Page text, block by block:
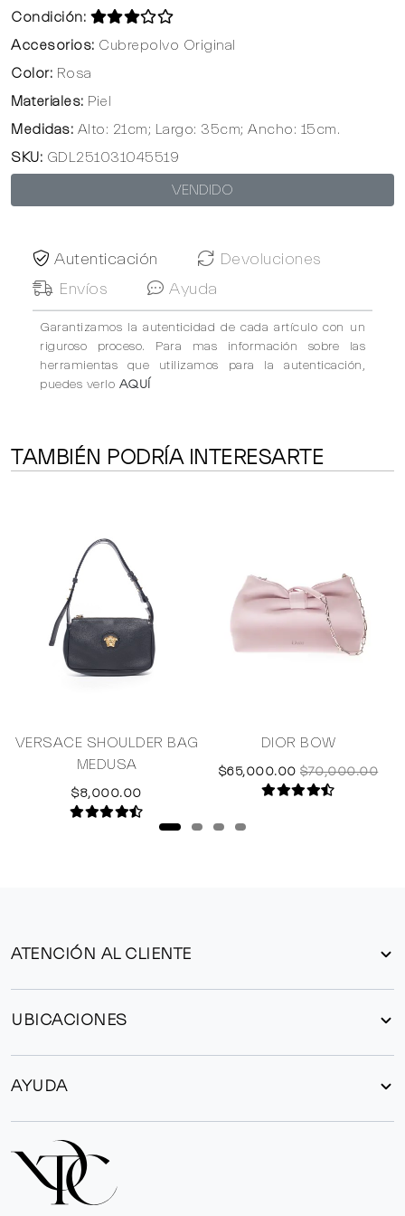
Condición:
Accesorios: Cubrepolvo Original
Color: Rosa
Materiales: Piel
Medidas: Alto: 21cm; Largo: 35cm; Ancho: 15cm.
SKU: GDL251031045519
VENDIDO
Autenticación
Devoluciones
Envíos
Ayuda
Garantizamos la autenticidad de cada artículo con un
riguroso proceso. Para mas información sobre las
herramientas que utilizamos para la autenticación,
puedes verlo AQUÍ
TAMBIÉN PODRÍA INTERESARTE
VERSACE SHOULDER BAG
MEDUSA
$8,000.00
DIOR BOW
$65,000.00 $70,000.00
ATENCIÓN AL CLIENTE
UBICACIONES
AYUDA